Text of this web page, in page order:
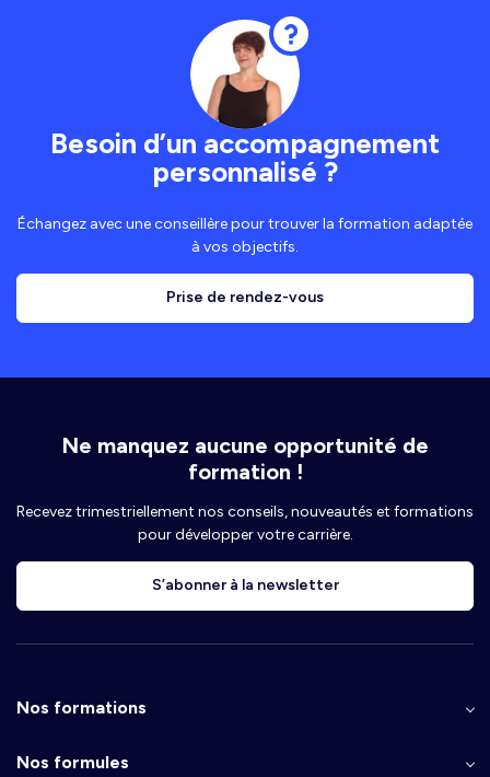
Besoin d’un accompagnement
personnalisé ?
Échangez avec une conseillère pour trouver la formation adaptée
à vos objectifs.
Prise de rendez-vous
Ne manquez aucune opportunité de
formation !
Recevez trimestriellement nos conseils, nouveautés et formations
pour développer votre carrière.
S’abonner à la newsletter
Nos formations
Nos formules